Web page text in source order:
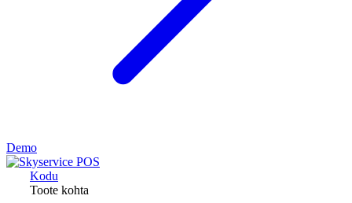
Demo
Kodu
Toote kohta